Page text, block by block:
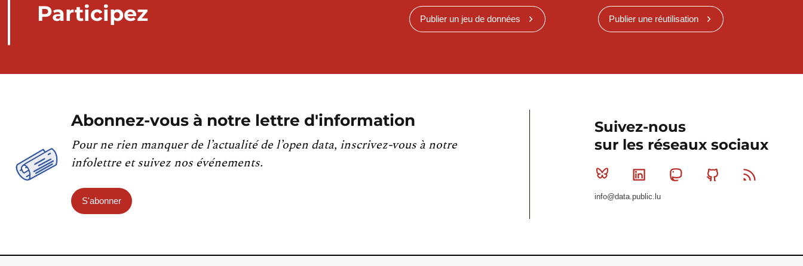
Participez Publier un jeu de données Publier une réutilisation
Abonnez-vous à notre lettre d'information
Pour ne rien manquer de l’actualité de l’open data, inscrivez-vous à notre
infolettre et suivez nos événements.
S'abonner
Suivez-nous
sur les réseaux sociaux
Bluesky Linkedin MastodonGithub
info@data.public.lu